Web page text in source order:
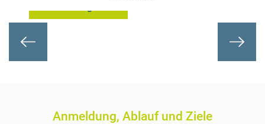
Next
Anmeldung, Ablauf und Ziele